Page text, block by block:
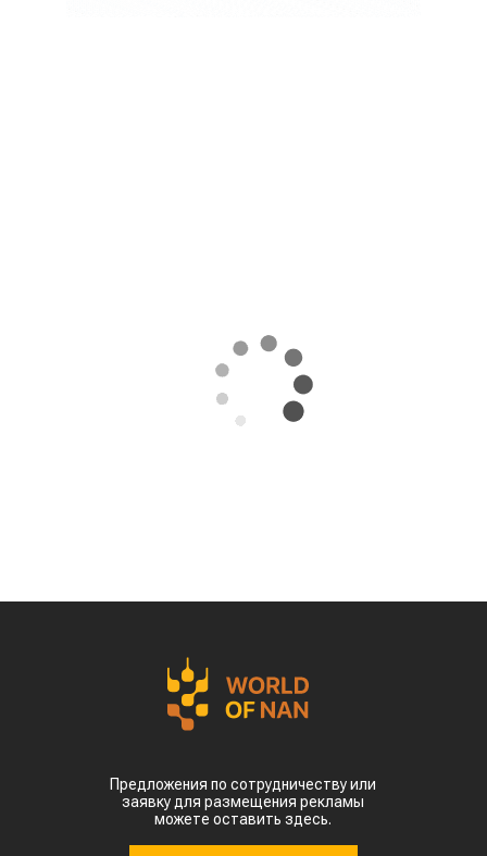
Предложения по сотрудничеству или
заявку для размещения рекламы
можете оставить здесь.